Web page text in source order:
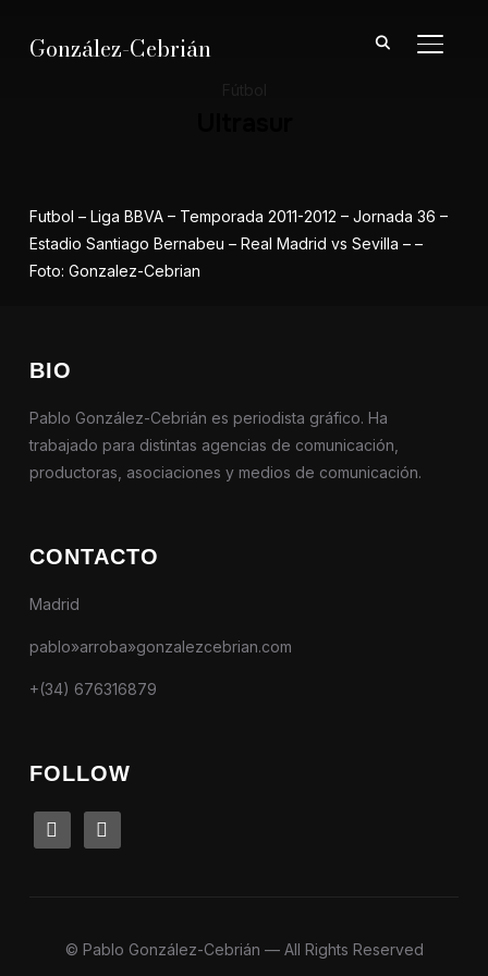
González-Cebrián
Futbol – Liga BBVA – Temporada 2011-2012 – Jornada 36 –
Estadio Santiago Bernabeu – Real Madrid vs Sevilla – –
Foto: Gonzalez-Cebrian
BIO
Pablo González-Cebrián es periodista gráfico. Ha
trabajado para distintas agencias de comunicación,
productoras, asociaciones y medios de comunicación.
CONTACTO
Madrid
pablo»arroba»gonzalezcebrian.com
+(34) 676316879
FOLLOW
linkedin instagram
© Pablo González-Cebrián — All Rights Reserved